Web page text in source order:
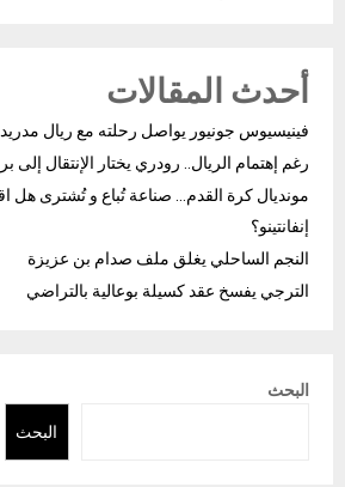
أحدث المقالات
فينيسيوس جونيور يواصل رحلته مع ريال مدريد
رغم إهتمام الريال.. رودري يختار الإنتقال إلى
مونديال كرة القدم… صناعة تُباع و تُشترى هل
إنفانتينو؟
النجم الساحلي يغلق ملف صدام بن عزيزة
الترجي يفسخ عقد كسيلة بوعالية بالتراضي
البحث
البحث